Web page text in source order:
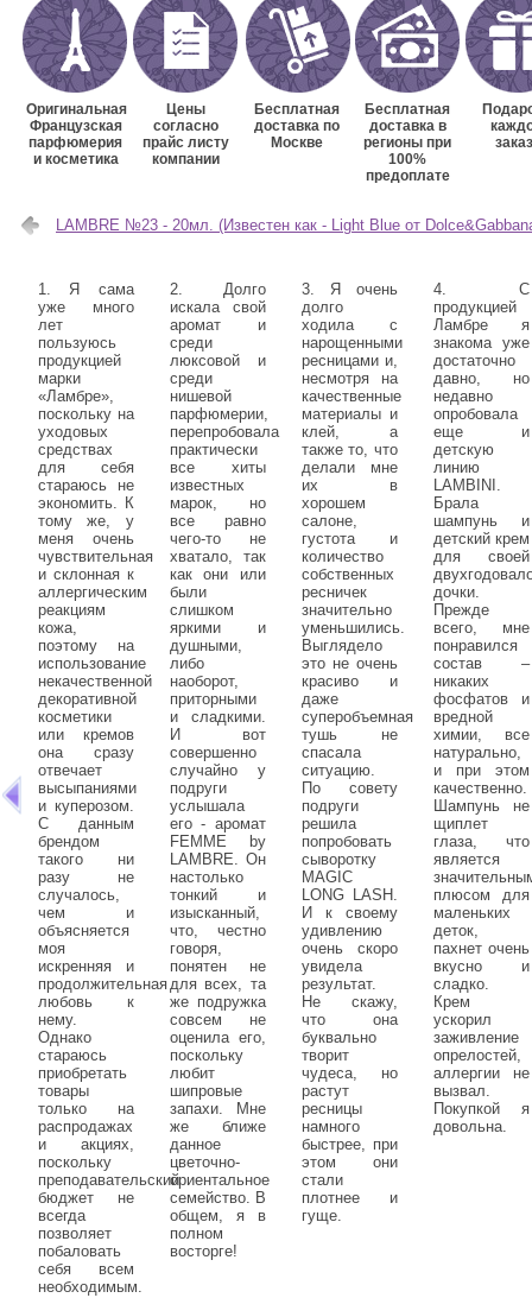
Оригинальная
Французская
парфюмерия
и косметика
Цены
согласно
прайс листу
компании
Бесплатная
доставка по
Москве
Бесплатная
доставка в
регионы при
100%
предоплате
LAMBRE №23 - 20мл. (Известен как - Light Blue от
1. Я сама
уже много
лет
пользуюсь
продукцией
марки
«Ламбре»,
поскольку на
уходовых
средствах
для себя
стараюсь не
экономить. К
тому же, у
меня очень
чувствительная
и склонная к
аллергическим
реакциям
кожа,
поэтому на
использование
некачественной
декоративной
косметики
или кремов
она сразу
отвечает
высыпаниями
и куперозом.
С данным
брендом
такого ни
разу не
случалось,
чем и
объясняется
моя
искренняя и
продолжительная
любовь к
нему.
Однако
стараюсь
приобретать
товары
только на
распродажах
и акциях,
поскольку
преподавательский
бюджет не
всегда
позволяет
побаловать
себя всем
необходимым.
2. Долго
искала свой
аромат и
среди
люксовой и
среди
нишевой
парфюмерии,
перепробовала
практически
все хиты
известных
марок, но
все равно
чего-то не
хватало, так
как они или
были
слишком
яркими и
душными,
либо
наоборот,
приторными
и сладкими.
И вот
совершенно
случайно у
подруги
услышала
его - аромат
FEMME by
LAMBRE. Он
настолько
тонкий и
изысканный,
что, честно
говоря,
понятен не
для всех, та
же подружка
совсем не
оценила его,
поскольку
любит
шипровые
запахи. Мне
же ближе
данное
цветочно-
ориентальное
семейство. В
общем, я в
полном
восторге!
3. Я очень
долго
ходила с
нарощенными
ресницами и,
несмотря на
качественные
материалы и
клей, а
также то, что
делали мне
их в
хорошем
салоне,
густота и
количество
собственных
ресничек
значительно
уменьшились.
Выглядело
это не очень
красиво и
даже
суперобъемная
тушь не
спасала
ситуацию.
По совету
подруги
решила
попробовать
сыворотку
MAGIC
LONG LASH.
И к своему
удивлению
очень скоро
увидела
результат.
Не скажу,
что она
буквально
творит
чудеса, но
растут
ресницы
намного
быстрее, при
этом они
стали
плотнее и
гуще.
4. С
продукцией
Ламбре я
знакома уже
достаточно
давно, но
недавно
опробовала
еще и
детскую
линию
LAMBINI.
Брала
шампунь и
детский крем
для своей
дочки.
Прежде
всего, мне
понравился
состав –
никаких
фосфатов и
вредной
химии, все
натурально,
и при этом
качественно.
Шампунь не
щиплет
глаза, что
является
плюсом для
маленьких
деток,
пахнет очень
вкусно и
сладко.
Крем
ускорил
заживление
опрелостей,
аллергии не
вызвал.
Покупкой я
довольна.